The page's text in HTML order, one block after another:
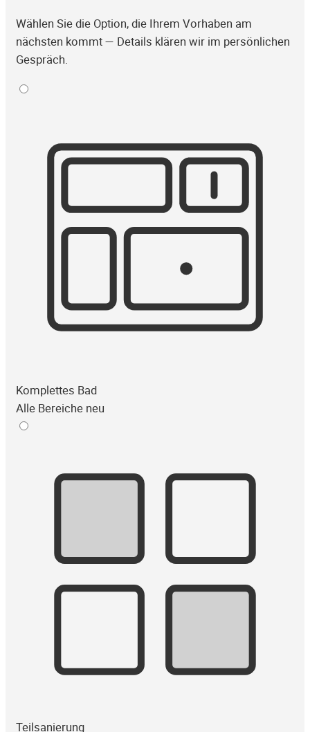
Wählen Sie die Option, die Ihrem Vorhaben am
nächsten kommt — Details klären wir im persönlichen
Gespräch.
Komplettes Bad
Alle Bereiche neu
Teilsanierung